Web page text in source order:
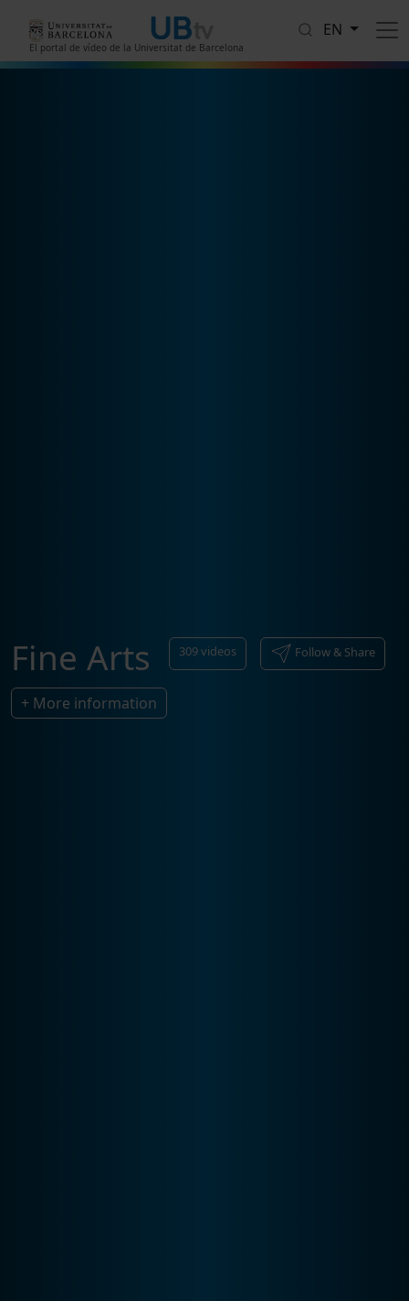
El portal de vídeo de la Universitat de Barcelona
EN
Fine Arts 309videos Follow & Share
+ More information